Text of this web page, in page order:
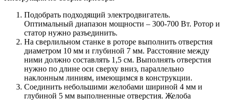
Подобрать подходящий электродвигатель.
Оптимальный диапазон мощности – 300-700 Вт. Ротор и
статор нужно разъединить.
На сверлильном станке в роторе выполнить отверстия
диаметром 10 мм и глубиной 7 мм. Расстояние между
ними должно составлять 1,5 см. Выполнять отверстия
нужно по длине оси сверху вниз, параллельно
наклонным линиям, имеющимся в конструкции.
Соединить небольшими желобами шириной 4 мм и
глубиной 5 мм выполненные отверстия. Желоба